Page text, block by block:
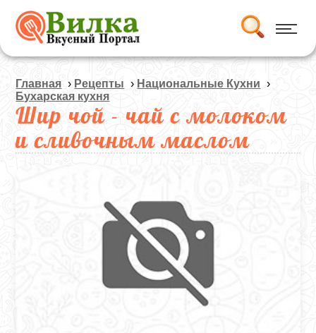
Главная › Рецепты › Национальные Кухни ›
Бухарская кухня
Шир чой - чай с молоком
и сливочным маслом